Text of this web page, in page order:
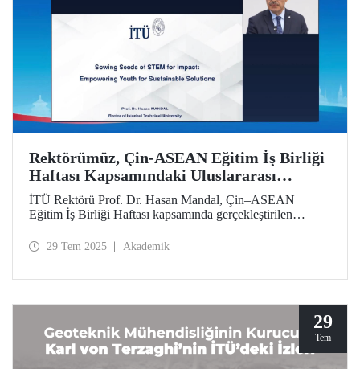
Rektörümüz, Çin-ASEAN Eğitim İş Birliği
Haftası Kapsamındaki Uluslararası
Sempozyumda İTÜ’nün Yaklaşımını ve
Stratejisini Aktardı
İTÜ Rektörü Prof. Dr. Hasan Mandal, Çin–ASEAN
Eğitim İş Birliği Haftası kapsamında gerçekleştirilen
Prof. Dr. Mandal, “Etki İçin STEM Tohumları Ekmek:
aktardı.
29 Tem 2025 Akademik
29
Tem